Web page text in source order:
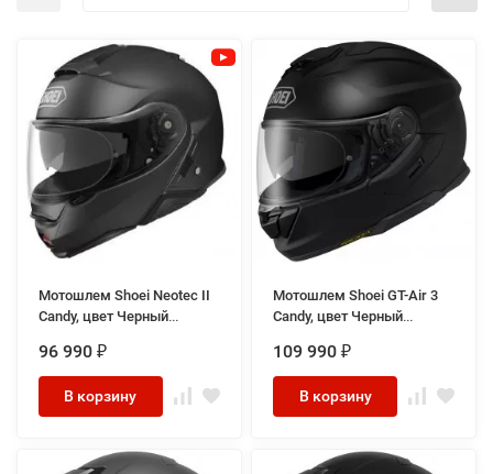
Мотошлем Shoei Neotec II
Candy, цвет Черный
96 990 ₽
В корзину
Мотошлем Shoei GT-Air 3
Candy, цвет Черный
109 990 ₽
В корзину